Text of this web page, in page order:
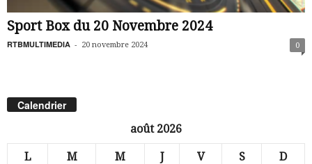
Sport Box du 20 Novembre 2024
RTBMULTIMEDIA - 20 novembre 2024 0
Calendrier
août 2026
L M M J V S D